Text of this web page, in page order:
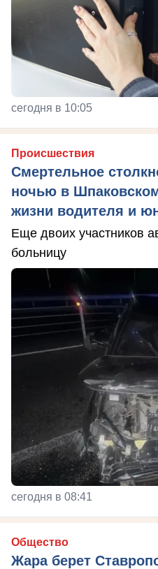
сегодня в 10:05
Происшествия
Смертельное
ночью в
жизни водителя и
Еще двоих участников
больницу
сегодня в 08:41
Общество
Жара берет